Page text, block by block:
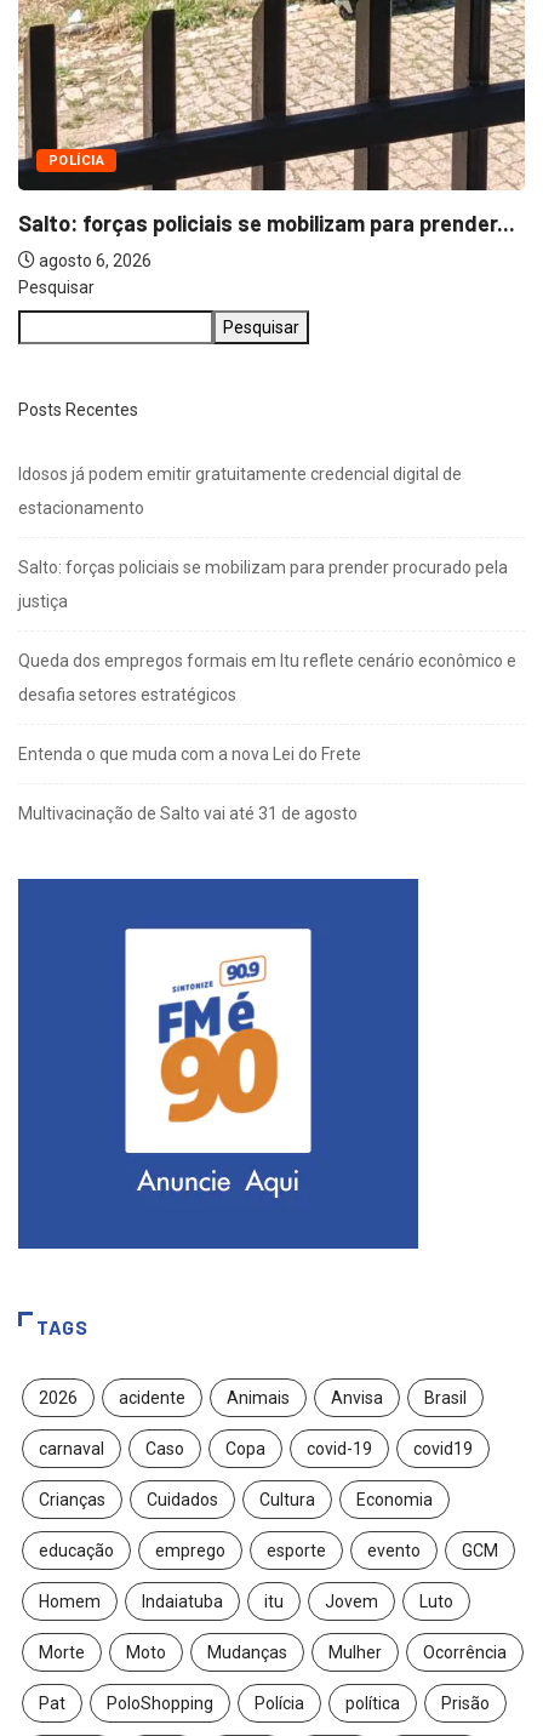
POLÍCIA
Salto: forças policiais se mobilizam para prender...
agosto 6, 2026
Pesquisar
Pesquisar
Posts Recentes
Idosos já podem emitir gratuitamente credencial digital de
estacionamento
Salto: forças policiais se mobilizam para prender procurado pela
justiça
Queda dos empregos formais em Itu reflete cenário econômico e
desafia setores estratégicos
Entenda o que muda com a nova Lei do Frete
Multivacinação de Salto vai até 31 de agosto
TAGS
2026 acidente Animais Anvisa Brasil
carnaval Caso Copa covid-19 covid19
Crianças Cuidados Cultura Economia
educação emprego esporte evento GCM
Homem Indaiatuba itu Jovem Luto
Morte Moto Mudanças Mulher Ocorrência
Pat PoloShopping Polícia política Prisão